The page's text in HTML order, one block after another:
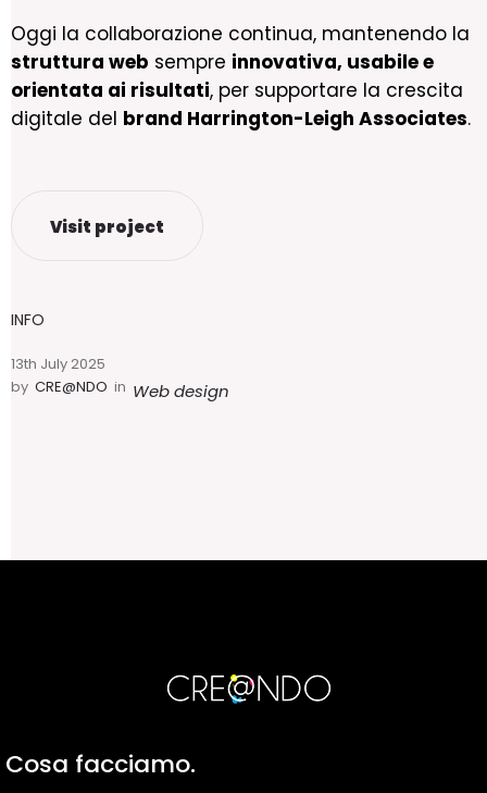
Oggi la collaborazione continua, mantenendo la
struttura web sempre innovativa, usabile e
orientata ai risultati, per supportare la crescita
digitale del brand Harrington-Leigh Associates.
Visit project
INFO
13th July 2025
by CRE@NDO in Web design
Cosa facciamo.